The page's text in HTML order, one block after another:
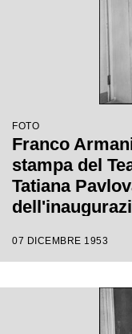
FOTO
Franco
stampa del
Tatiana
Alfredo
07 DICEMBRE 1953